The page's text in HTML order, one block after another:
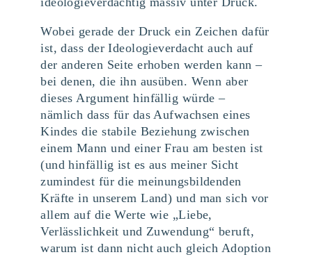
Wobei gerade der Druck ein Zeichen dafür
ist, dass der Ideologieverdacht auch auf
der anderen Seite erhoben werden kann –
bei denen, die ihn ausüben. Wenn aber
dieses Argument hinfällig würde –
nämlich dass für das Aufwachsen eines
Kindes die stabile Beziehung zwischen
einem Mann und einer Frau am besten ist
(und hinfällig ist es aus meiner Sicht
zumindest für die meinungsbildenden
Kräfte in unserem Land) und man sich vor
allem auf die Werte wie „Liebe,
Verlässlichkeit und Zuwendung“ beruft,
warum ist dann nicht auch gleich Adoption